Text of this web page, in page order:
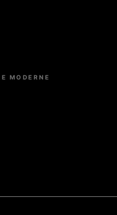
MODERNE